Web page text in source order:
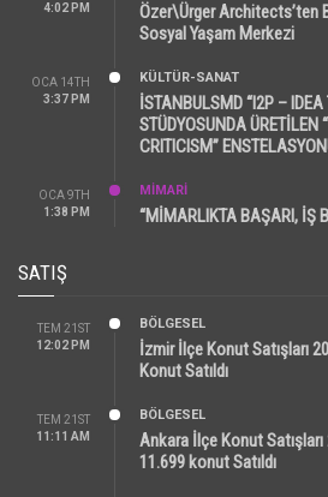
4:02 PM
Özer\Ürger Architects’ten
Sosyal Yaşam Merkezi
OCA 14TH
3:37 PM
KÜLTÜR-SANAT
İSTANBULSMD “I2P – IDEA
STÜDYOSUNDA ÜRETİLEN
CRITICISM”
OCA 9TH
1:38 PM
MİMARİ
“MİMARLIKTA BAŞARI, İŞ
SATIŞ
TEM 21ST
12:02 PM
BÖLGESEL
İzmir İlçe Konut Satışları
Konut Satıldı
TEM 21ST
11:11 AM
BÖLGESEL
Ankara İlçe Konut
11.699 konut Satıldı